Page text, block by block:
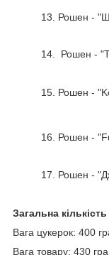
13. Рошен -
14. Рошен -
15. Рошен -
16. Рошен -
17. Рошен -
Загальна
Вага цукерок: 400
Вага товару: 430